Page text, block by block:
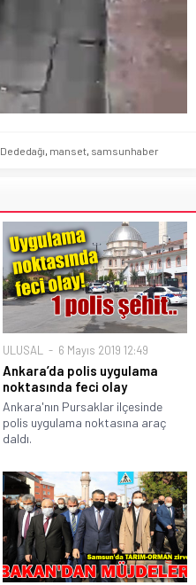
Dededağı, manset, samsunhaber
ULUSAL 6 Mayıs 2019 12:49
Ankara’da polis uygulama
noktasında feci olay
Ankara'nın Pursaklar ilçesinde
polis uygulama noktasına araç
daldı.